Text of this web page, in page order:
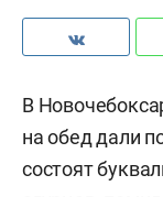
В
на обед дали
состоят